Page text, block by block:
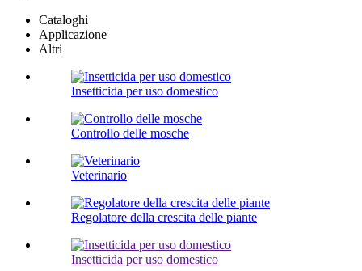
Cataloghi
Applicazione
Altri
Insetticida per uso domestico
Controllo delle mosche
Veterinario
Regolatore della crescita delle piante
Insetticida per uso domestico